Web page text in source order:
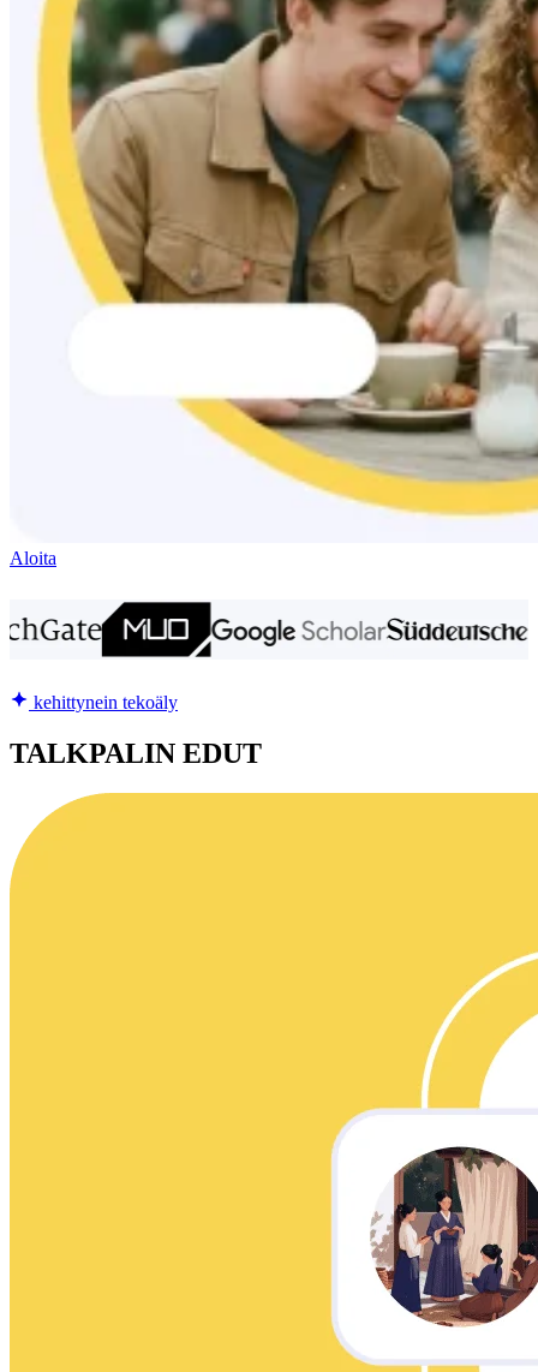
Aloita
kehittynein tekoäly
TALKPALIN EDUT